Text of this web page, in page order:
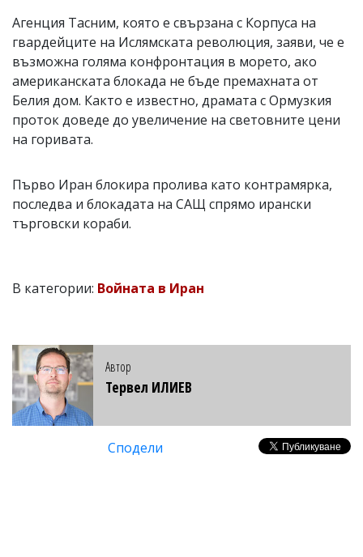
Агенция Тасним, която е свързана с Корпуса на
гвардейците на Ислямската революция, заяви, че е
възможна голяма конфронтация в морето, ако
американската блокада не бъде премахната от
Белия дом. Както е известно, драмата с Ормузкия
проток доведе до увеличение на световните цени
на горивата.
Първо Иран блокира пролива като контрамярка,
последва и блокадата на САЩ спрямо ирански
търговски кораби.
В категории: Войната в Иран
Автор
Тервел ИЛИЕВ
Сподели